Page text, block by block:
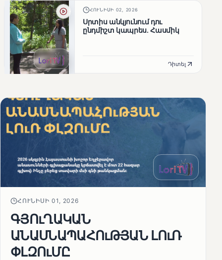
ՀՈՒՆԻՍԻ 02, 2026
Սրտիս անկյունում դու
ընդմիշտ կապրես. Հասմիկ
Դիտել
ՀՈՒՆԻՍԻ 01, 2026
ԳՅՈւՂԱԿԱՆ
ԱՆԱՍՆԱՊԱՀՈւԹՅԱՆ ԼՈւՌ
ՓԼԶՈւՄԸ